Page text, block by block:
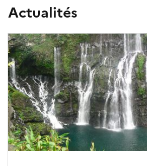
C
o
m
i
t
é
d
e
Actualités